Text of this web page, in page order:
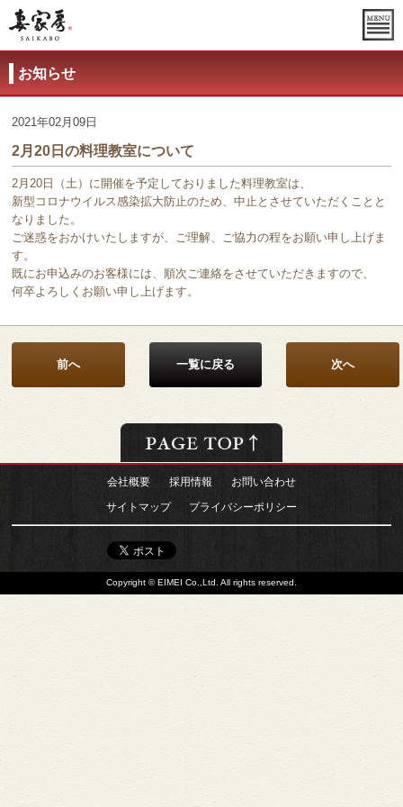
お知らせ
2021年02月09日
2月20日の料理教室について
2月20日（土）に開催を予定しておりました料理教室は、
新型コロナウイルス感染拡大防止のため、中止とさせていただくことと
なりました。
ご迷惑をおかけいたしますが、ご理解、ご協力の程をお願い申し上げま
す。
既にお申込みのお客様には、順次ご連絡をさせていただきますので、
何卒よろしくお願い申し上げます。
前へ 一覧に戻る 次へ
会社概要 採用情報 お問い合わせ
サイトマップ プライバシーポリシー
Copyright © EIMEI Co.,Ltd. All rights reserved.